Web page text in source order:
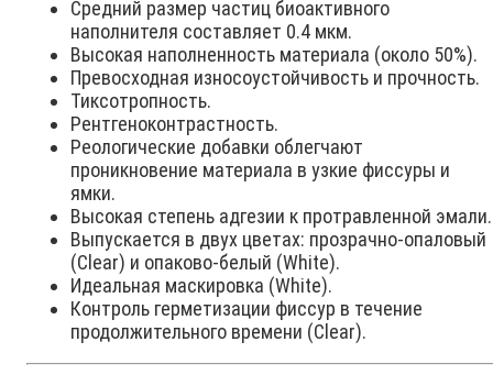
Средний размер частиц биоактивного
наполнителя составляет 0.4 мкм.
Высокая наполненность материала (около 50%).
Превосходная износоустойчивость и прочность.
Тиксотропность.
Рентгеноконтрастность.
Реологические добавки облегчают
проникновение материала в узкие фиссуры и
ямки.
Высокая степень адгезии к протравленной эмали.
Выпускается в двух цветах: прозрачно-опаловый
(Clear) и опаково-белый (White).
Идеальная маскировка (White).
Контроль герметизации фиссур в течение
продолжительного времени (Clear).